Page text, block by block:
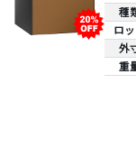
種
ロ
外
重